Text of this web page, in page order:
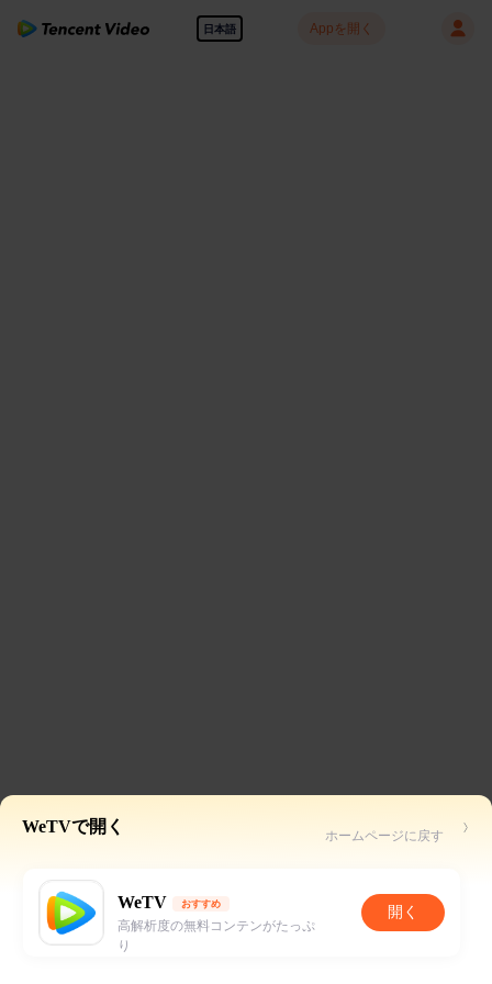
日本語 Appを開く
WeTVで開く ホームページに戻す
WeTV おすすめ
高解析度の無料コンテンがたっぷ
り
開く